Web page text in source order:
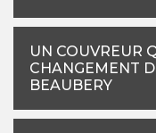
UN COUVREUR
CHANGEMENT
BEAUBERY